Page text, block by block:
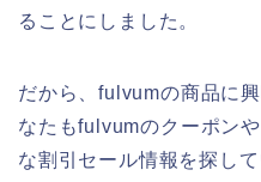
ることにしました。
だから、fulvumの商品に
なたもfulvumのクーポン
な割引セール情報を探し